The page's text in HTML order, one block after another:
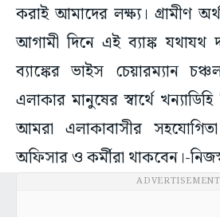
করাই আমাদের লক্ষ্য। গ্রামীণ
আগামী দিনে এই ব্যাঙ্ক যথাযথ
ব্যাঙ্কের ভাইস চেয়ারম্যান
এলাকার মানুষের স্বার্থে
আমরা এলাকাবাসীর
অফিসার ও কর্মীরা থাকবেন।-
ADVERTISEMENT